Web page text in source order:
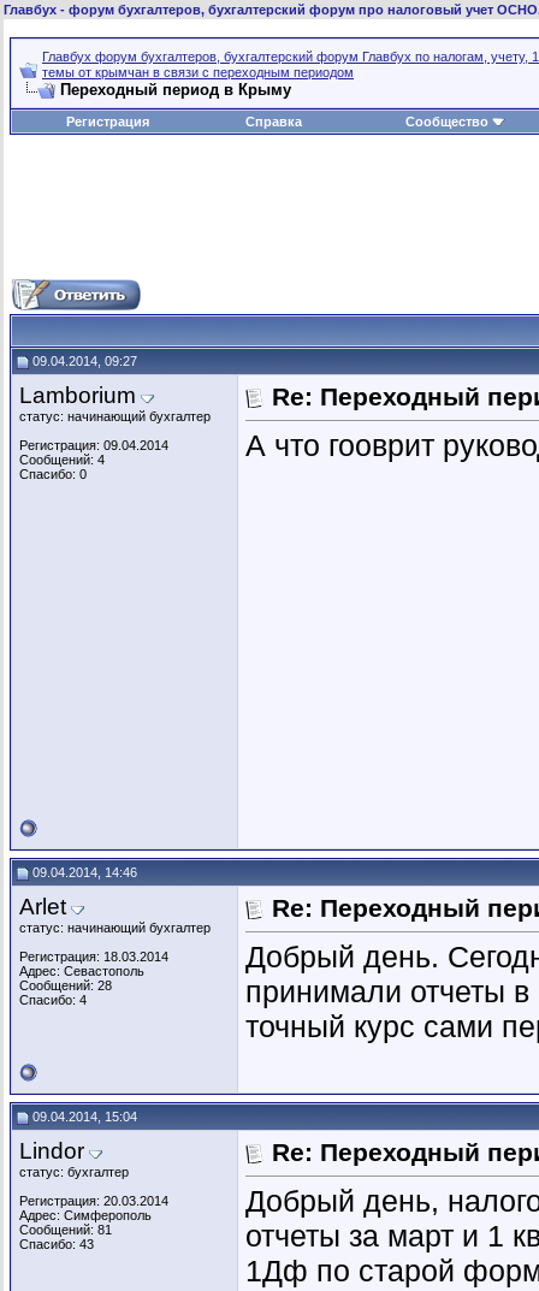
Главбух - форум бухгалтеров, бухгалтерский форум про налоговый учет
Главбух форум бухгалтеров, бухгалтерский форум Главбух по налогам, учету,
темы от крымчан в связи с переходным периодом
Переходный период в Крыму
Регистрация Справка Сообщество
09.04.2014, 09:27
Lamborium
статус: начинающий бухгалтер
Регистрация: 09.04.2014
Сообщений: 4
Спасибо: 0
Re: Переходный
А что гооврит
09.04.2014, 14:46
Arlet
статус: начинающий бухгалтер
Регистрация: 18.03.2014
Адрес: Севастополь
Сообщений: 28
Спасибо: 4
Re: Переходный
Добрый день.
принимали отчеты в
точный курс сами
09.04.2014, 15:04
Lindor
статус: бухгалтер
Регистрация: 20.03.2014
Адрес: Симферополь
Сообщений: 81
Спасибо: 43
Re: Переходный
Добрый день,
отчеты за март и 1
1Дф по старой